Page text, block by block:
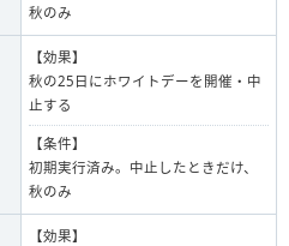
秋のみ
【効果】
秋の25日にホワイトデーを開催・中
止する
【条件】
初期実行済み。中止したときだけ、
秋のみ
【効果】